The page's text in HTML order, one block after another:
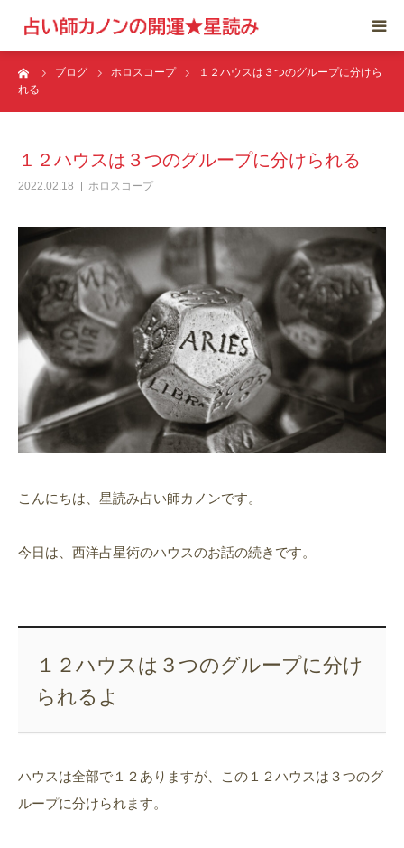
ブログ ホロスコープ
１２ハウスは３つのグループに分けら
れる
１２ハウスは３つのグループに分けられる
2022.02.18 ホロスコープ
こんにちは、星読み占い師カノンです。
今日は、西洋占星術のハウスのお話の続きです。
１２ハウスは３つのグループに分け
られるよ
ハウスは全部で１２ありますが、この１２ハウスは３つのグ
ループに分けられます。
トップ
カウンセリング
プロフィール
ブログ